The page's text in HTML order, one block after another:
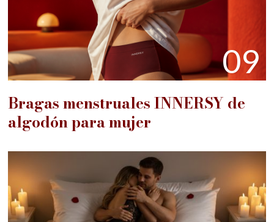
09
Bragas menstruales INNERSY de
algodón para mujer